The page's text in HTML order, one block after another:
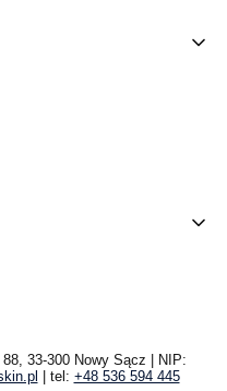
33-300 Nowy Sącz | NIP:
| tel: +48 536 594 445